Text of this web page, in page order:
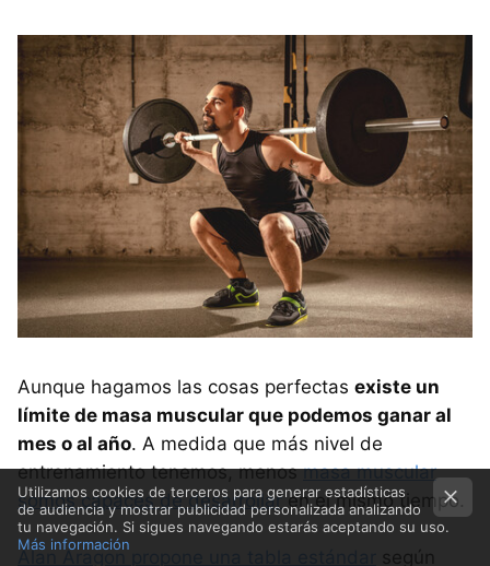
Aunque hagamos las cosas perfectas existe un
límite de masa muscular que podemos ganar al
mes o al año. A medida que más nivel de
entrenamiento tenemos, menosmasa muscular
somos capaces de desarrollaren el mismo tiempo.
según
Utilizamos cookies de terceros para generar estadísticas
de audiencia y mostrar publicidad personalizada analizando
tu navegación. Si sigues navegando estarás aceptando su uso.
Más información